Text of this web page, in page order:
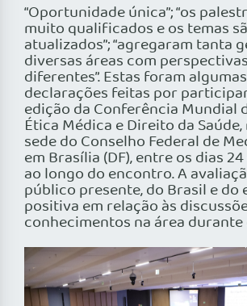
“Oportunidade única”; “os
muito qualificados e os temas
atualizados”; “agregaram tanta
diversas áreas com
diferentes”. Estas foram
declarações feitas por
edição da Conferência Mundial
Ética Médica e Direito da
sede do Conselho Federal de
em Brasília (DF), entre os dias
ao longo do encontro. A
público presente, do Brasil e do
positiva em relação às
conhecimentos na área durante